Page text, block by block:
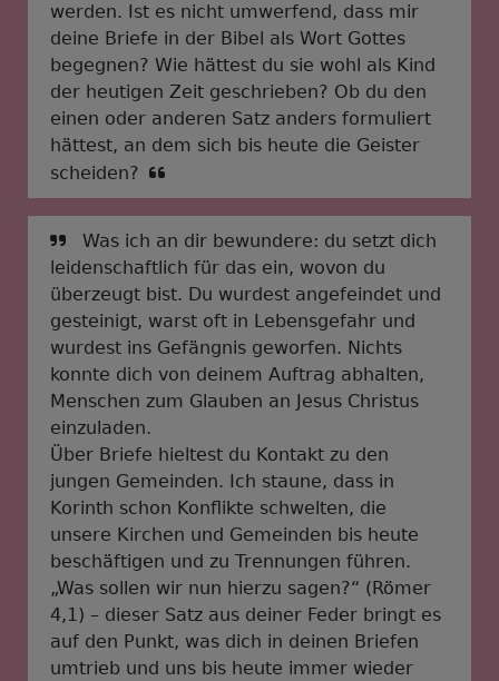
werden. Ist es nicht umwerfend, dass mir
deine Briefe in der Bibel als Wort Gottes
begegnen? Wie hättest du sie wohl als Kind
der heutigen Zeit geschrieben? Ob du den
einen oder anderen Satz anders formuliert
hättest, an dem sich bis heute die Geister
scheiden?
Was ich an dir bewundere: du setzt dich
leidenschaftlich für das ein, wovon du
überzeugt bist. Du wurdest angefeindet und
gesteinigt, warst oft in Lebensgefahr und
wurdest ins Gefängnis geworfen. Nichts
konnte dich von deinem Auftrag abhalten,
Menschen zum Glauben an Jesus Christus
einzuladen.
Über Briefe hieltest du Kontakt zu den
jungen Gemeinden. Ich staune, dass in
Korinth schon Konflikte schwelten, die
unsere Kirchen und Gemeinden bis heute
beschäftigen und zu Trennungen führen.
„Was sollen wir nun hierzu sagen?“ (Römer
4,1) – dieser Satz aus deiner Feder bringt es
auf den Punkt, was dich in deinen Briefen
umtrieb und uns bis heute immer wieder